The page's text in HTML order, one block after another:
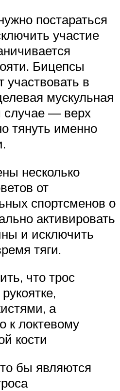
постараться
участие
Бицепсы
участвовать в
мускульная
случае — верх
тянуть именно
несколько
от
спортсменов о
активировать
и исключить
тяги.
что трос
а
к локтевому
кости
бы являются